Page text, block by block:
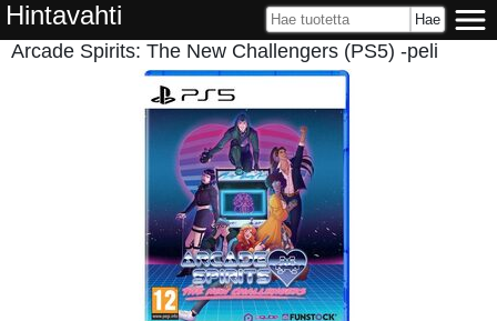
Hintavahti
Arcade Spirits: The New Challengers (PS5) -peli